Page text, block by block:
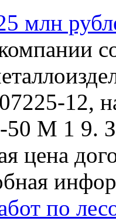
млн
12,
50 М 1 9.
цена
по